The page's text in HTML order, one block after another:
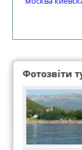
Фотозвіти